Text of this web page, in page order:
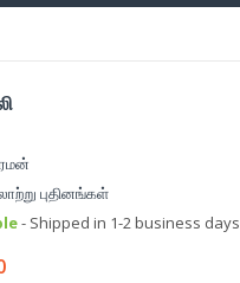
புதினங்கள்
- Shipped in 1-2 business days